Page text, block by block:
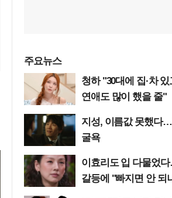
주요뉴스
청하 "30대에 집·차 있
연애도 많이 했을 줄"
지성, 이름값 못했다…
굴욕
이효리도 입 다물었
갈등에 "빠지면 안 되